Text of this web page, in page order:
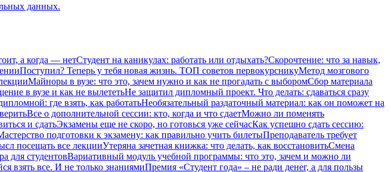
данных.
а когда — нетСтудент на каникулах: работать или отдыхать?Скорочтение: что за навык,
Поступил? Теперь у тебя новая жизнь. ТОП советов первокурсникуМетод мозгового
Майноры в вузе: что это, зачем нужно и как не прогадать с выборомСбор материала
в вузе и как не вылететьНе защитил дипломный проект. Что делать: сдаваться сразу
где взять, как работатьНеобязательный раздаточный материал: как он поможет на
Все о дополнительной сессии: кто, когда и что сдаетМожно ли поменять
и сдатьЭкзамены еще не скоро, но готовься уже сейчасКак успешно сдать сессию:
подготовки к экзамену: как правильно учить билетыПреподаватель требует
посещать все лекцииУтеряна зачетная книжка: что делать, как восстановитьСмена
для студентовВариативный модуль учебной программы: что это, зачем и можно ли
взять все. И не только знаниямиПремия «Студент года» – не ради денег, а для пользы